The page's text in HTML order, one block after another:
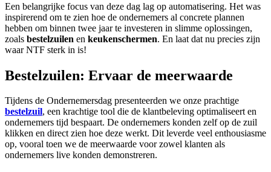
Een belangrijke focus van deze dag lag op automatisering. Het was
inspirerend om te zien hoe de ondernemers al concrete plannen
hebben om binnen twee jaar te investeren in slimme oplossingen,
zoals bestelzuilen en keukenschermen. En laat dat nu precies zijn
waar NTF sterk in is!
Bestelzuilen: Ervaar de meerwaarde
Tijdens de Ondernemersdag presenteerden we onze prachtige
bestelzuil, een krachtige tool die de klantbeleving optimaliseert en
ondernemers tijd bespaart. De ondernemers konden zelf op de zuil
klikken en direct zien hoe deze werkt. Dit leverde veel enthousiasme
op, vooral toen we de meerwaarde voor zowel klanten als
ondernemers live konden demonstreren.